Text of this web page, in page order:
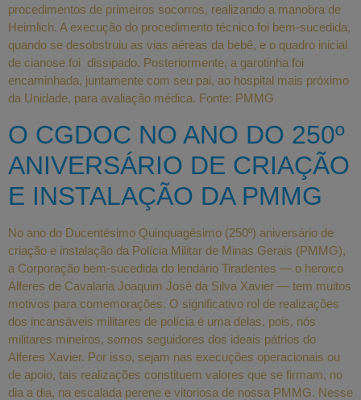
procedimentos de primeiros socorros, realizando a manobra de
Heimlich. A execução do procedimento técnico foi bem-sucedida,
quando se desobstruiu as vias aéreas da bebê, e o quadro inicial
de cianose foi dissipado. Posteriormente, a garotinha foi
encaminhada, juntamente com seu pai, ao hospital mais próximo
da Unidade, para avaliação médica. Fonte: PMMG
O CGDOC NO ANO DO 250º
ANIVERSÁRIO DE CRIAÇÃO
E INSTALAÇÃO DA PMMG
No ano do Ducentésimo Quinquagésimo (250º) aniversário de
criação e instalação da Polícia Militar de Minas Gerais (PMMG),
a Corporação bem-sucedida do lendário Tiradentes — o heroico
Alferes de Cavalaria Joaquim José da Silva Xavier — tem muitos
motivos para comemorações. O significativo rol de realizações
dos incansáveis militares de polícia é uma delas, pois, nós
militares mineiros, somos seguidores dos ideais pátrios do
Alferes Xavier. Por isso, sejam nas execuções operacionais ou
de apoio, tais realizações constituem valores que se firmam, no
dia a dia, na escalada perene e vitoriosa de nossa PMMG. Nesse